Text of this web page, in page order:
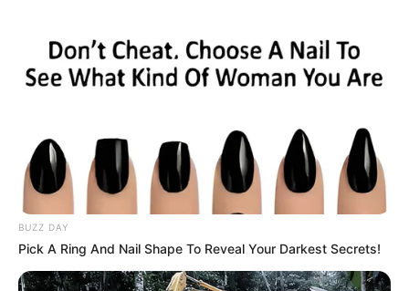
Busting Movie Myths! Common Clichés That Don't
Reflect Reality
BRAINBERRIES
BUZZ DAY
Pick A Ring And Nail Shape To Reveal Your Darkest Secrets!